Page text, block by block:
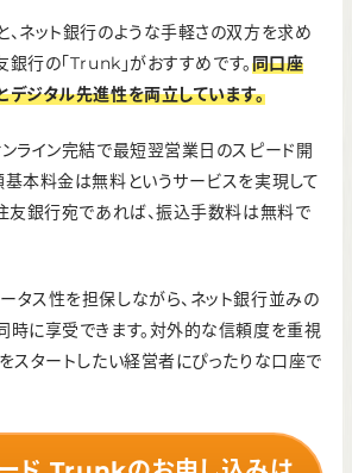
ング手数料
、ネット銀行のような手軽さの双方を求め
行の「Trunk」がおすすめです。同口座
デジタル先進性を両立しています。
ンライン完結で最短翌営業日のスピード開
基本料金は無料というサービスを実現して
住友銀行宛であれば、振込手数料は無料で
タス性を担保しながら、ネット銀行並みの
時に享受できます。対外的な信頼度を重視
をスタートしたい経営者にぴったりな口座で